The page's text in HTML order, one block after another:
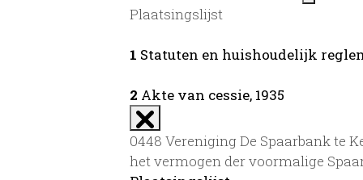
Plaatsingslijst
1 Statuten en huishoudelijk
2 Akte van cessie, 1935
0448 Vereniging De Spaarbank te
het vermogen der voormalige